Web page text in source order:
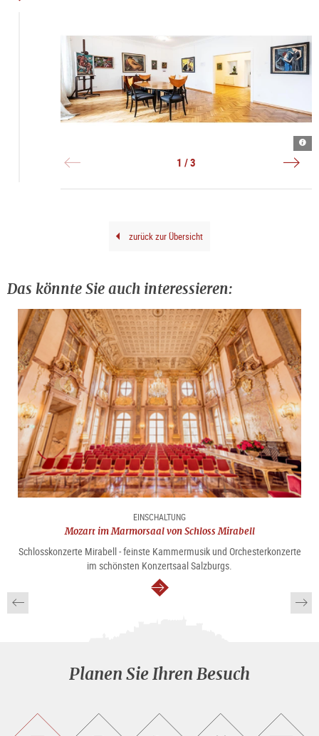
©
1 / 3
zurück zur Übersicht
Das könnte Sie auch interessieren:
EINSCHALTUNG
Mozart im Marmorsaal von Schloss Mirabell
Schlosskonzerte Mirabell - feinste Kammermusik und Orchesterkonzerte
im schönsten Konzertsaal Salzburgs.
weiter
Planen Sie Ihren Besuch